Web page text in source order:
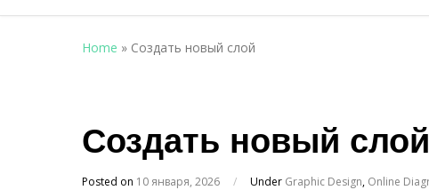
Home » Создать новый слой
Создать новый слой
Posted on 10 января, 2026 / Under Graphic Design, Online